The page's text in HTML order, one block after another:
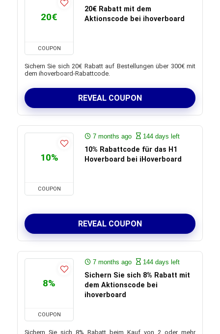
20€
COUPON
20€ Rabatt mit dem
Aktionscode bei ihoverboard
Sichern Sie sich 20€ Rabatt auf Bestellungen über 300€ mit
dem ihoverboard-Rabattcode.
REVEAL COUPON
10%
COUPON
7 months ago 144 days left
10% Rabattcode für das H1
Hoverboard bei iHoverboard
REVEAL COUPON
8%
COUPON
7 months ago 144 days left
Sichern Sie sich 8% Rabatt mit
dem Aktionscode bei
ihoverboard
Sichern Sie sich 8% Rabatt beim Kauf von 2 oder mehr